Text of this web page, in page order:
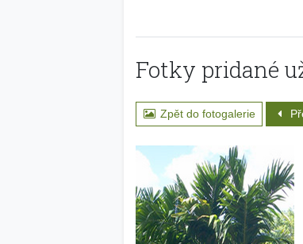
Fotky pridané
Zpět do fotogalerie